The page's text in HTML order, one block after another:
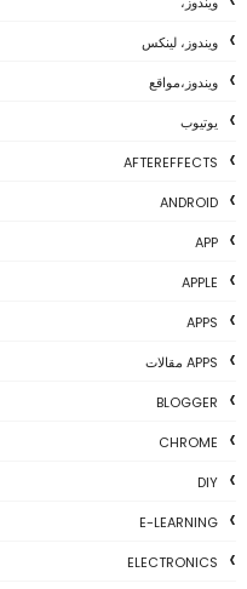
ويندوز، لينكس
ويندوز،مواقع
يوتيوب
AFTEREFFECTS
ANDROID
APP
APPLE
APPS
APPS مقالات
BLOGGER
CHROME
DIY
E-LEARNING
ELECTRONICS